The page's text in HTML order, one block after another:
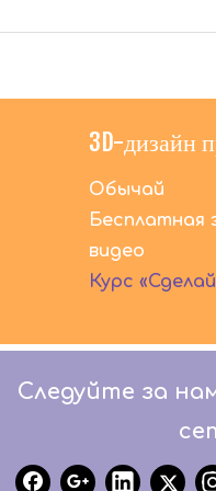
3D-дизайн
Обычай
Бесплатная
видео
Курс
Следуйте за